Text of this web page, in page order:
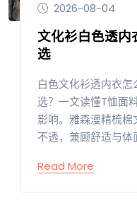
2026-08-04
文化衫白色透内
选
白色文化衫透内衣
选？一文读懂T恤面
影响。雅森漫精梳
不透，兼顾舒适与体
Read More